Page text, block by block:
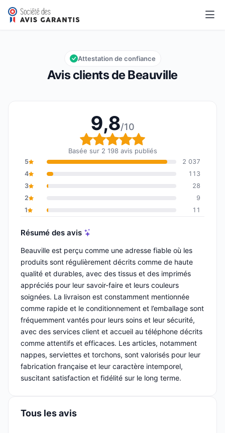
Beauville
Note globale : 9,8 sur 10
9,8/10
Avis clients de Beauville
Attestation de confiance
9,8/10
Note globale : 9,8 sur
Basée sur 2 198 avis publiés
5
2 037
4
113
3
28
2
9
1
11
Résumé des avis
Beauville est perçu comme une adresse fiable où les
produits sont régulièrement décrits comme de haute
qualité et durables, avec des tissus et des imprimés
appréciés pour leur savoir-faire et leurs couleurs
soignées. La livraison est constamment mentionnée
comme rapide et le conditionnement et l’emballage sont
fréquemment vantés pour leurs soins et leur sécurité,
avec des services client et accueil au téléphone décrits
comme attentifs et efficaces. Les articles, notamment
nappes, serviettes et torchons, sont valorisés pour leur
fabrication française et leur caractère intemporel,
suscitant satisfaction et fidélité sur le long terme.
Tous les avis